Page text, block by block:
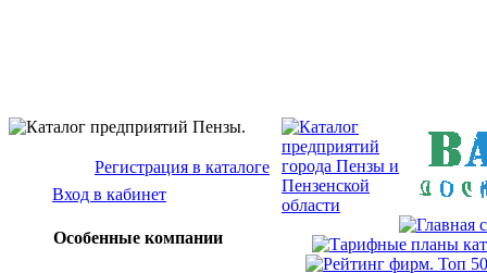
Регистрация в каталоге
Вход в кабинет
Особенные компании